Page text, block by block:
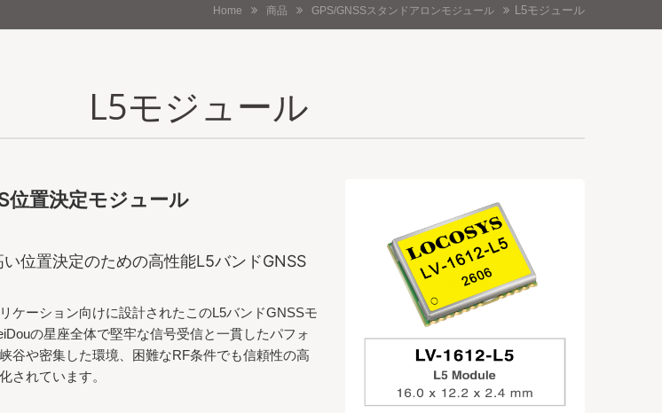
Home 商品 GPS/GNSSスタンドアロンモジュール L5モジュール
L5モジュール
位置決定モジュール
位置決定のための高性能L5バンドGNSS
ケーション向けに設計されたこのL5バンドGNSSモ
の星座全体で堅牢な信号受信と一貫したパフォ
谷や密集した環境、困難なRF条件でも信頼性の高
されています。